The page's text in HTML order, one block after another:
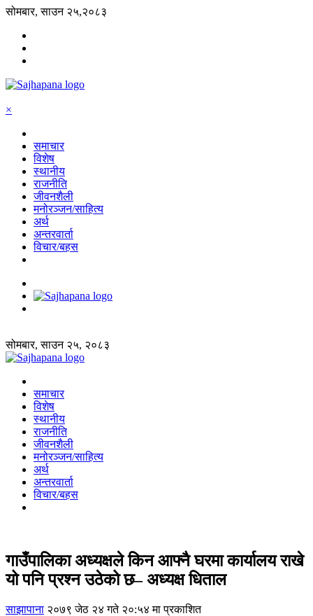
सोमबार, साउन २५,२०८३
×
समाचार
विशेष
स्थानीय
राजनीति
जीवनशैली
मनोरञ्जन/साहित्य
अर्थ
अन्तरवार्ता
विचार/बहस
सोमबार, साउन २५, २०८३
समाचार
विशेष
स्थानीय
राजनीति
जीवनशैली
मनोरञ्जन/साहित्य
अर्थ
अन्तरवार्ता
विचार/बहस
गाउँपालिका अध्यक्षले किन आफ्नै घरमा कार्यालय राखे
यो पनि प्रश्न उठेको छ– अध्यक्ष धिताल
साझापाना २०७९ जेठ २४ गते २०:५४ मा प्रकाशित